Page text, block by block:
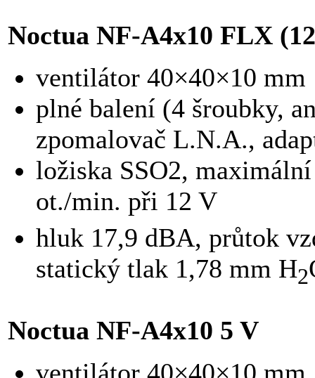
Noctua NF-A4x10 FLX
ventilátor 40×40×10 mm
plné balení (4 šroubky,
zpomalovač L.N.A.,
ložiska SSO2,
ot./min. při 12 V
hluk 17,9 dBA, průtok
statický tlak 1,78 mm H2
Noctua NF-A4x10 5 V